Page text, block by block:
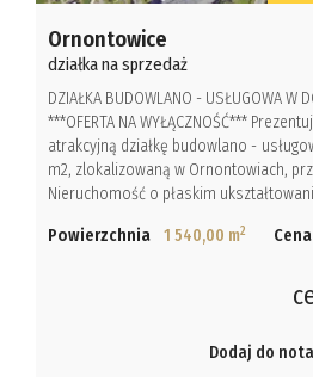
Ornontowice
działka na sprzedaż
DZIAŁKA BUDOWLANO - USŁUGOWA W
***OFERTA NA WYŁĄCZNOŚĆ***
atrakcyjną działkę budowlano -
m2, zlokalizowaną w Ornontowiach,
Nieruchomość o płaskim
Powierzchnia 1 540,00 m2
Dodaj do